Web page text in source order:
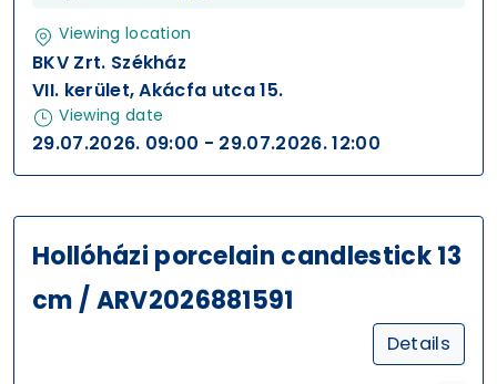
Viewing location
BKV Zrt. Székház
VII. kerület, Akácfa utca 15.
Viewing date
29.07.2026. 09:00 - 29.07.2026. 12:00
Hollóházi porcelain candlestick 13
cm / ARV2026881591
Details